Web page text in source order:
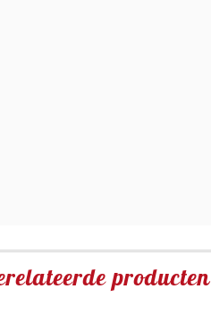
producten